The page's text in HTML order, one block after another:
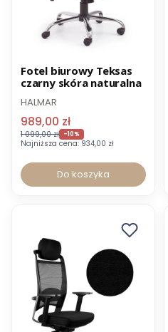
Promocja
-8% z kodem BIUROWE
Fotel biurowy Teksas
czarny skóra naturalna
HALMAR
989,00 zł
1 099,00 zł -10%
Najniższa cena: 934,00 zł
Do koszyka